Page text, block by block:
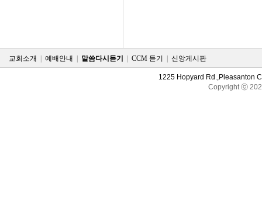
교회소개 예배안내 말씀다시듣기 CCM 듣기 신앙게시판
1225 Hopyard Rd.,Pleasanton
Copyright ⓒ